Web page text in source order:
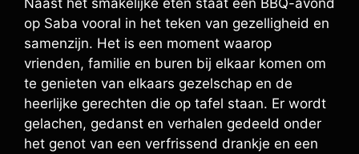
op Saba vooral in het teken van gezelligheid en
samenzijn. Het is een moment waarop
vrienden, familie en buren bij elkaar komen om
te genieten van elkaars gezelschap en de
heerlijke gerechten die op tafel staan. Er wordt
gelachen, gedanst en verhalen gedeeld onder
het genot van een verfrissend drankje en een